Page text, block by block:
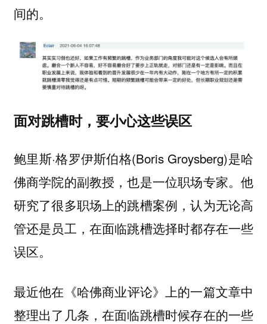
间的。
面对跳槽时，要小心这些误区
鲍里斯·格罗伊斯伯格(Boris Groysberg)是哈
佛商学院的副教授，也是一位职场专家。他
研究了很多职场上的跳槽案例，认为无论高
管还是员工，在面临跳槽选择时都存在一些
误区。
最近他在 《哈佛商业评论》
上的一篇文章中
整理出了几条，在面临跳槽时候存在的一些